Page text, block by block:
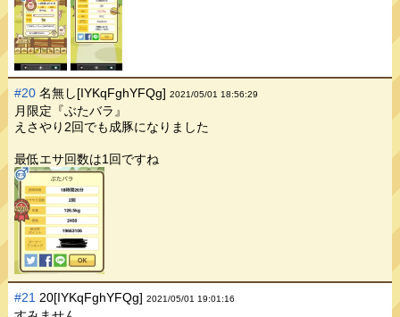
#20 名無し[IYKqFghYFQg]2021/05/01 18:56:29
月限定『ぶたバラ』
えさやり2回でも成豚になりました
最低エサ回数は1回ですね
#21 20[IYKqFghYFQg]2021/05/01 19:01:16